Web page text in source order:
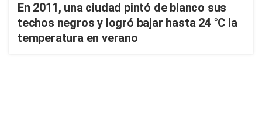
En 2011, una ciudad pintó de blanco sus
techos negros y logró bajar hasta 24 °C la
temperatura en verano